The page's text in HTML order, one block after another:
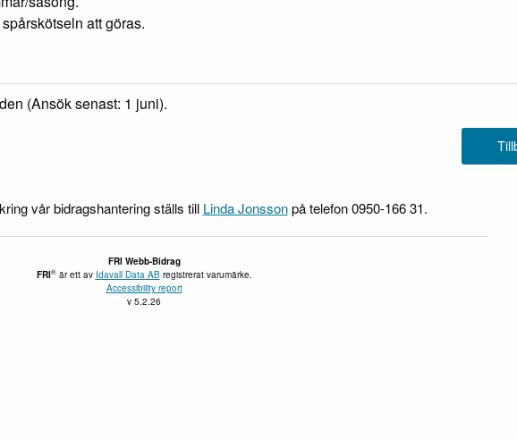
att göras.
(Ansök senast: 1 juni).
vår bidragshantering ställs till Linda Jonssonpå telefon 0950-166 31.
FRI Webb-Bidrag
FRI®är ett av Idavall Data AB registrerat varumärke.
Accessibility report
v 5.2.26